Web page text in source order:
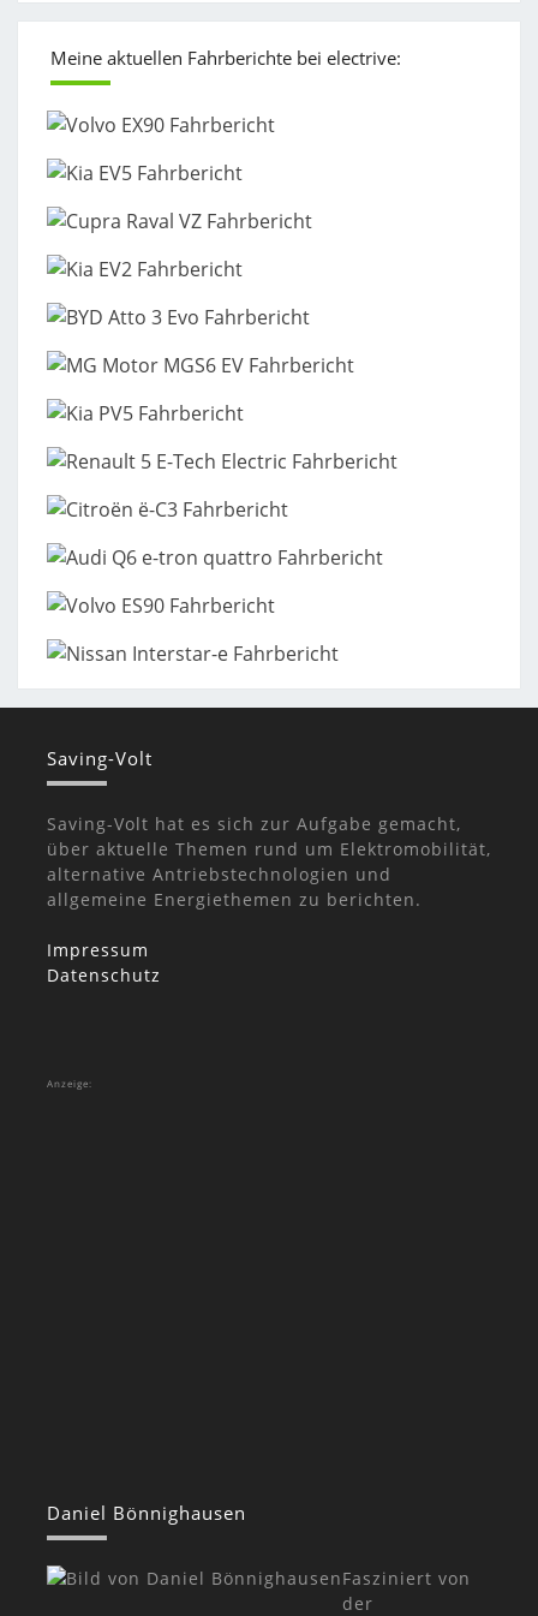
Meine aktuellen Fahrberichte bei electrive:
Saving-Volt
Saving-Volt hat es sich zur Aufgabe gemacht,
über aktuelle Themen rund um Elektromobilität,
alternative Antriebstechnologien und
allgemeine Energiethemen zu berichten.
Impressum
Datenschutz
Anzeige:
Daniel Bönnighausen
Fasziniert von
der